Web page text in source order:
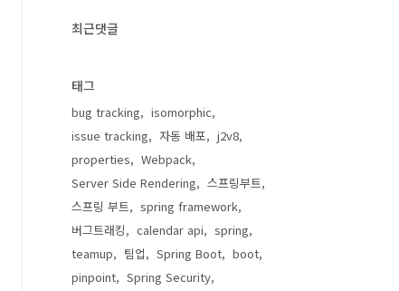
최근댓글
태그
bug tracking
isomorphic
issue tracking
자동 배포
j2v8
properties
Webpack
Server Side Rendering
스프링부트
스프링 부트
spring framework
버그트래킹
calendar api
spring
teamup
팀업 Spring Boot
boot
pinpoint
Spring Security